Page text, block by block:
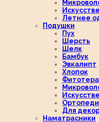
Летнее
Подушки
Пух
Шерсть
Шелк
Бамбук
Эвкалипт
Хлопок
Для
Наматрасники